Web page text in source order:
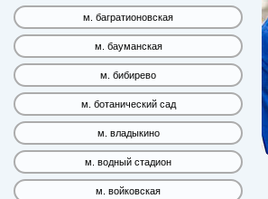
м. багратионовская
м. бауманская
м. бибирево
м. ботанический сад
м. владыкино
м. водный стадион
м. войковская